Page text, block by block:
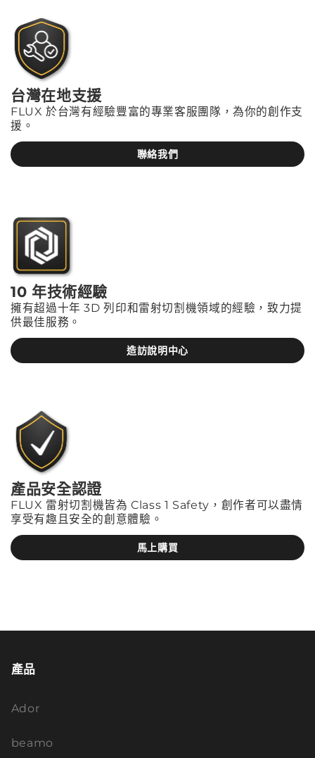
台灣在地支援
FLUX 於台灣有經驗豐富的專業客服團隊，為你的創作支
援。
聯絡我們
10 年技術經驗
擁有超過十年 3D 列印和雷射切割機領域的經驗，致力提
供最佳服務。
造訪說明中心
產品安全認證
FLUX 雷射切割機皆為 Class 1 Safety，創作者可以盡情
享受有趣且安全的創意體驗。
馬上購買
產品
Ador
beamo